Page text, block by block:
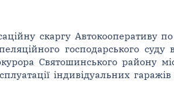
скаргу Автокооперативу по
господарського
Святошинського району
індивідуальних